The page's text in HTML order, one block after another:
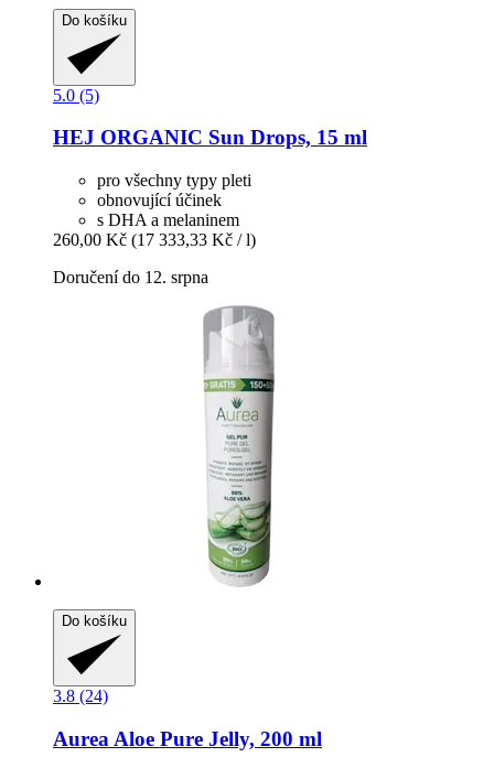
Do košíku
5.0 (5)
HEJ ORGANIC Sun Drops, 15 ml
pro všechny typy pleti
obnovující účinek
s DHA a melaninem
260,00 Kč (17 333,33 Kč / l)
Doručení do 12. srpna
Do košíku
3.8 (24)
Aurea Aloe Pure Jelly, 200 ml